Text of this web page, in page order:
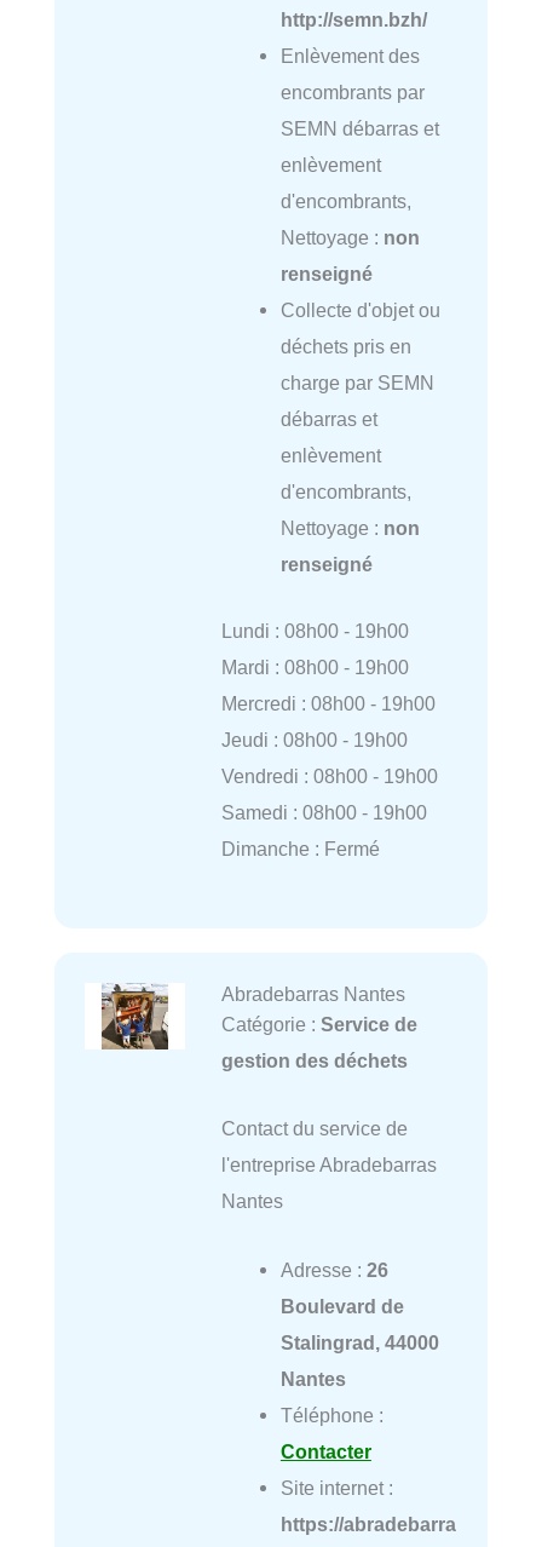
http://semn.bzh/
Enlèvement des
encombrants par
SEMN débarras et
enlèvement
d'encombrants,
Nettoyage : non
renseigné
Collecte d'objet ou
déchets pris en
charge par SEMN
débarras et
enlèvement
d'encombrants,
Nettoyage : non
renseigné
Lundi : 08h00 - 19h00
Mardi : 08h00 - 19h00
Mercredi : 08h00 - 19h00
Jeudi : 08h00 - 19h00
Vendredi : 08h00 - 19h00
Samedi : 08h00 - 19h00
Dimanche : Fermé
Abradebarras Nantes
Catégorie : Service de
gestion des déchets
Contact du service de
l'entreprise Abradebarras
Nantes
Adresse : 26
Boulevard de
Stalingrad, 44000
Nantes
Téléphone :
Contacter
Site internet :
https://abradebarra